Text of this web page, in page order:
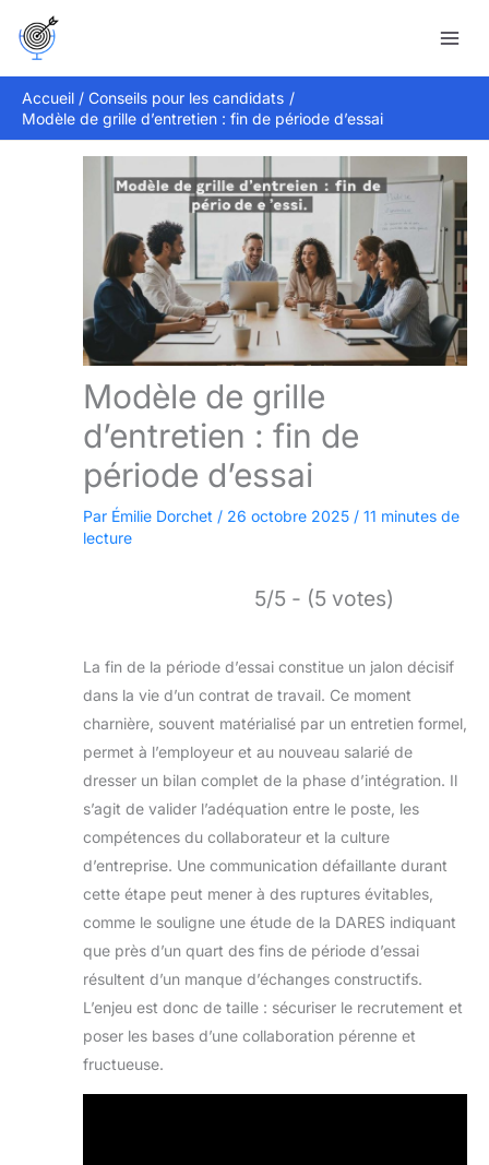
Accueil
Conseils pour les candidats
Modèle de grille d’entretien : fin de période d’essai
Modèle de grille
d’entretien : fin de
période d’essai
Par Émilie Dorchet / 26 octobre 2025 / 11 minutes de
lecture
5/5 - (5 votes)
La fin de la période d’essai constitue un jalon décisif
dans la vie d’un contrat de travail. Ce moment
charnière, souvent matérialisé par un entretien formel,
permet à l’employeur et au nouveau salarié de
dresser un bilan complet de la phase d’intégration. Il
s’agit de valider l’adéquation entre le poste, les
compétences du collaborateur et la culture
d’entreprise. Une communication défaillante durant
cette étape peut mener à des ruptures évitables,
comme le souligne une étude de la DARES indiquant
que près d’un quart des fins de période d’essai
résultent d’un manque d’échanges constructifs.
L’enjeu est donc de taille : sécuriser le recrutement et
poser les bases d’une collaboration pérenne et
fructueuse.
Rechercher